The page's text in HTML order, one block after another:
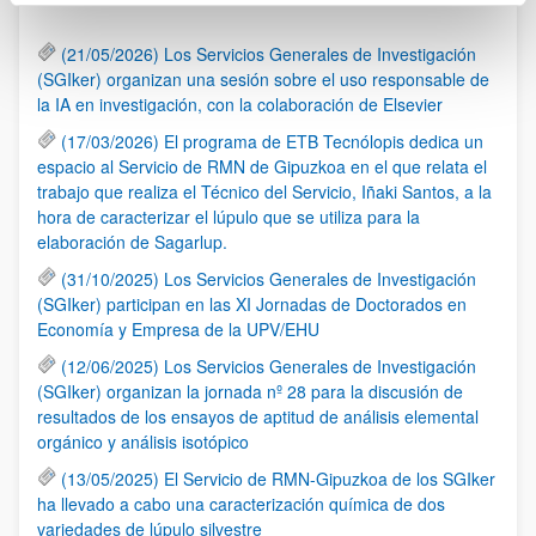
(21/05/2026) Los Servicios Generales de Investigación
(SGIker) organizan una sesión sobre el uso responsable de
la IA en investigación, con la colaboración de Elsevier
(17/03/2026) El programa de ETB Tecnólopis dedica un
espacio al Servicio de RMN de Gipuzkoa en el que relata el
trabajo que realiza el Técnico del Servicio, Iñaki Santos, a la
hora de caracterizar el lúpulo que se utiliza para la
elaboración de Sagarlup.
(31/10/2025) Los Servicios Generales de Investigación
(SGIker) participan en las XI Jornadas de Doctorados en
Economía y Empresa de la UPV/EHU
(12/06/2025) Los Servicios Generales de Investigación
(SGIker) organizan la jornada nº 28 para la discusión de
resultados de los ensayos de aptitud de análisis elemental
orgánico y análisis isotópico
(13/05/2025) El Servicio de RMN-Gipuzkoa de los SGIker
ha llevado a cabo una caracterización química de dos
variedades de lúpulo silvestre